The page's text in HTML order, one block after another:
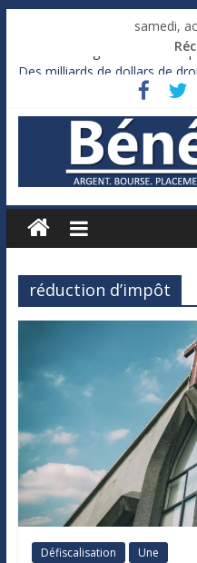
samedi,
France : le logement mis à
Des milliards de dollars de
Royaume-Uni : Andy
Xavier Niel, le milliardaire qui
Ruée des fortunes russes
réduction d’impôt
Défiscalisation Une